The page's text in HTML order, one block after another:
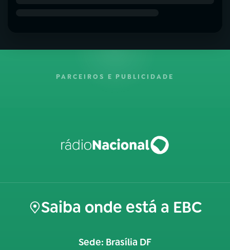
PARCEIROS E PUBLICIDADE
Saiba onde está a EBC
Sede: Brasília DF